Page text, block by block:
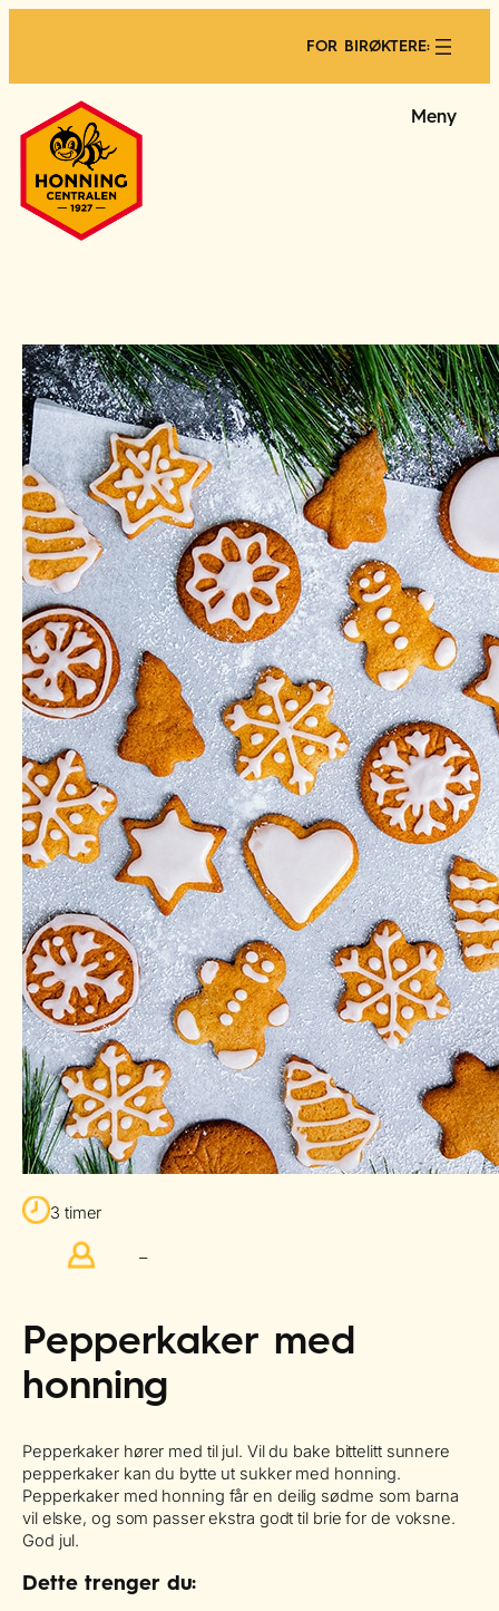
FOR BIRØKTERE:
Meny
3 timer
–
Pepperkaker med
honning
Pepperkaker hører med til jul. Vil du bake bittelitt sunnere
pepperkaker kan du bytte ut sukker med honning.
Pepperkaker med honning får en deilig sødme som barna
vil elske, og som passer ekstra godt til brie for de voksne.
God jul.
Dette trenger du: